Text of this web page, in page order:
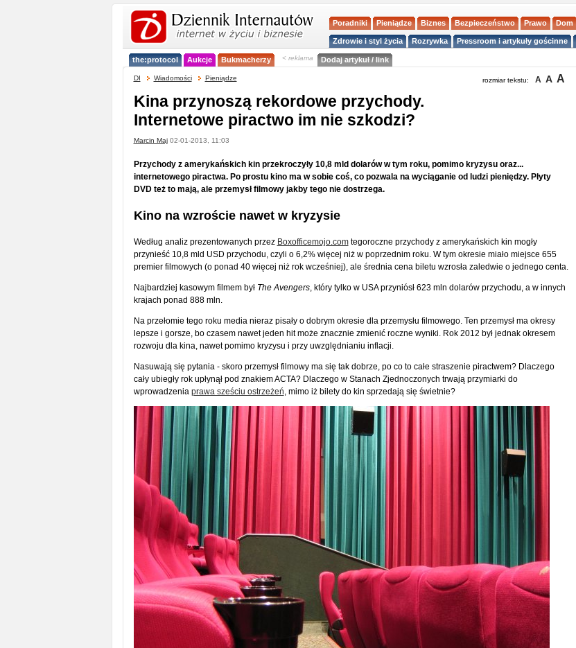
Poradniki Pieniądze Biznes Bezpieczeństwo Prawo Dom
Zdrowie i styl życia Rozrywka Pressroom i artykuły gościnne
the:protocol Aukcje Bukmacherzy < reklama Dodaj artykuł / link
DI Wiadomości Pieniądze rozmiar tekstu: A A A
Kina przynoszą rekordowe przychody.
Internetowe piractwo im nie szkodzi?
Marcin Maj02-01-2013, 11:03
Przychody z amerykańskich kin przekroczyły 10,8 mld dolarów w tym roku, pomimo kryzysu oraz...
internetowego piractwa. Po prostu kino ma w sobie coś, co pozwala na wyciąganie od ludzi pieniędzy. Płyty
DVD też to mają, ale przemysł filmowy jakby tego nie dostrzega.
Kino na wzroście nawet w kryzysie
Według analiz prezentowanych przez Boxofficemojo.comtegoroczne przychody z amerykańskich kin mogły
przynieść 10,8 mld USD przychodu, czyli o 6,2% więcej niż w poprzednim roku. W tym okresie miało miejsce 655
premier filmowych (o ponad 40 więcej niż rok wcześniej), ale średnia cena biletu wzrosła zaledwie o jednego centa.
Najbardziej kasowym filmem był The Avengers, który tylko w USA przyniósł 623 mln dolarów przychodu, a w innych
krajach ponad 888 mln.
Na przełomie tego roku media nieraz pisały o dobrym okresie dla przemysłu filmowego. Ten przemysł ma okresy
lepsze i gorsze, bo czasem nawet jeden hit może znacznie zmienić roczne wyniki. Rok 2012 był jednak okresem
rozwoju dla kina, nawet pomimo kryzysu i przy uwzględnianiu inflacji.
Nasuwają się pytania - skoro przemysł filmowy ma się tak dobrze, po co to całe straszenie piractwem? Dlaczego
cały ubiegły rok upłynął pod znakiem ACTA? Dlaczego w Stanach Zjednoczonych trwają przymiarki do
wprowadzenia prawa sześciu ostrzeżeń, mimo iż bilety do kin sprzedają się świetnie?